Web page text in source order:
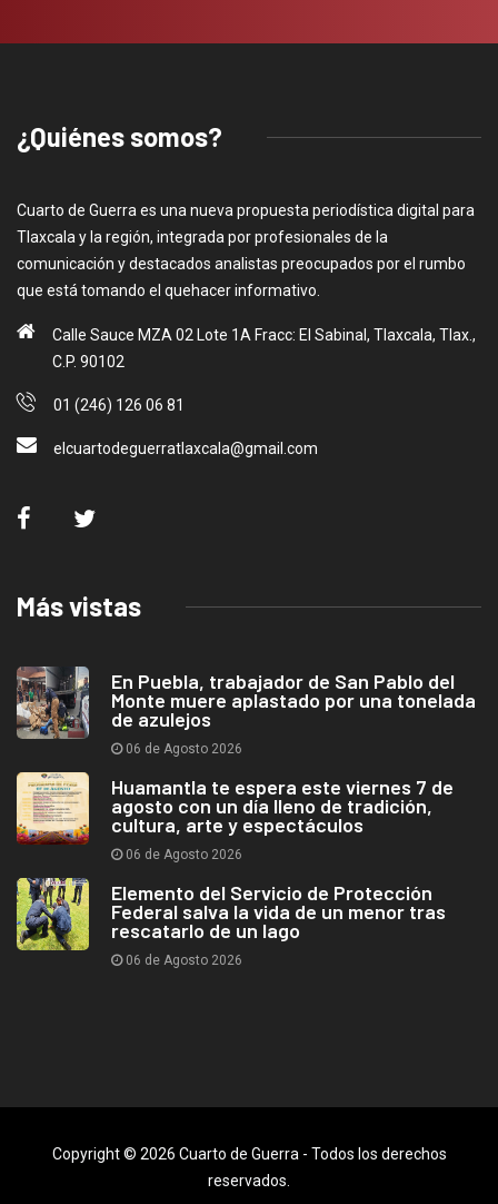
¿Quiénes somos?
Cuarto de Guerra es una nueva propuesta periodística digital para
Tlaxcala y la región, integrada por profesionales de la
comunicación y destacados analistas preocupados por el rumbo
que está tomando el quehacer informativo.
Calle Sauce MZA 02 Lote 1A Fracc: El Sabinal, Tlaxcala, Tlax.,
C.P. 90102
01 (246) 126 06 81
elcuartodeguerratlaxcala@gmail.com
Más vistas
En Puebla, trabajador de San Pablo del
Monte muere aplastado por una tonelada
de azulejos
06 de Agosto 2026
Huamantla te espera este viernes 7 de
agosto con un día lleno de tradición,
cultura, arte y espectáculos
06 de Agosto 2026
Elemento del Servicio de Protección
Federal salva la vida de un menor tras
rescatarlo de un lago
06 de Agosto 2026
Copyright © 2026 Cuarto de Guerra - Todos los derechos
reservados.